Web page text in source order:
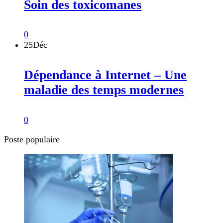
Soin des toxicomanes
0
25Déc
Dépendance à Internet – Une
maladie des temps modernes
0
Poste populaire